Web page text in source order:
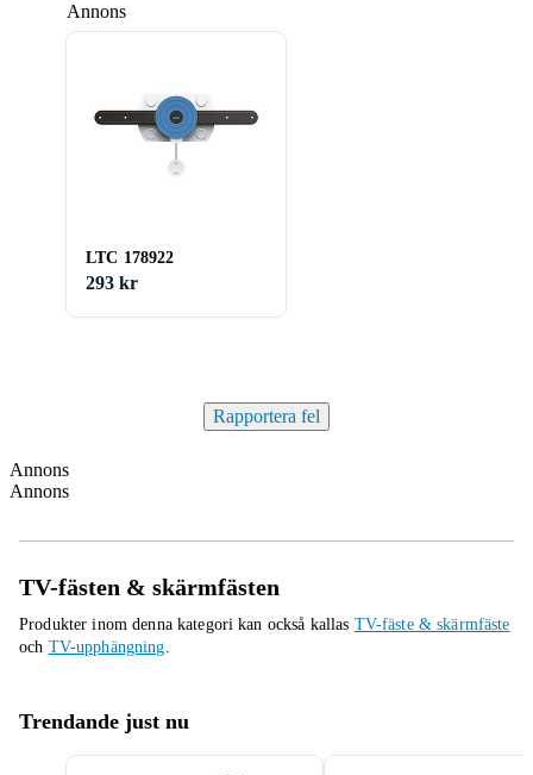
Annons
LTC 178922
293 kr
Rapportera fel
Annons
Annons
TV-fästen & skärmfästen
Produkter inom denna kategori kan också kallas TV-fäste & skärmfäste
och TV-upphängning.
Trendande just nu